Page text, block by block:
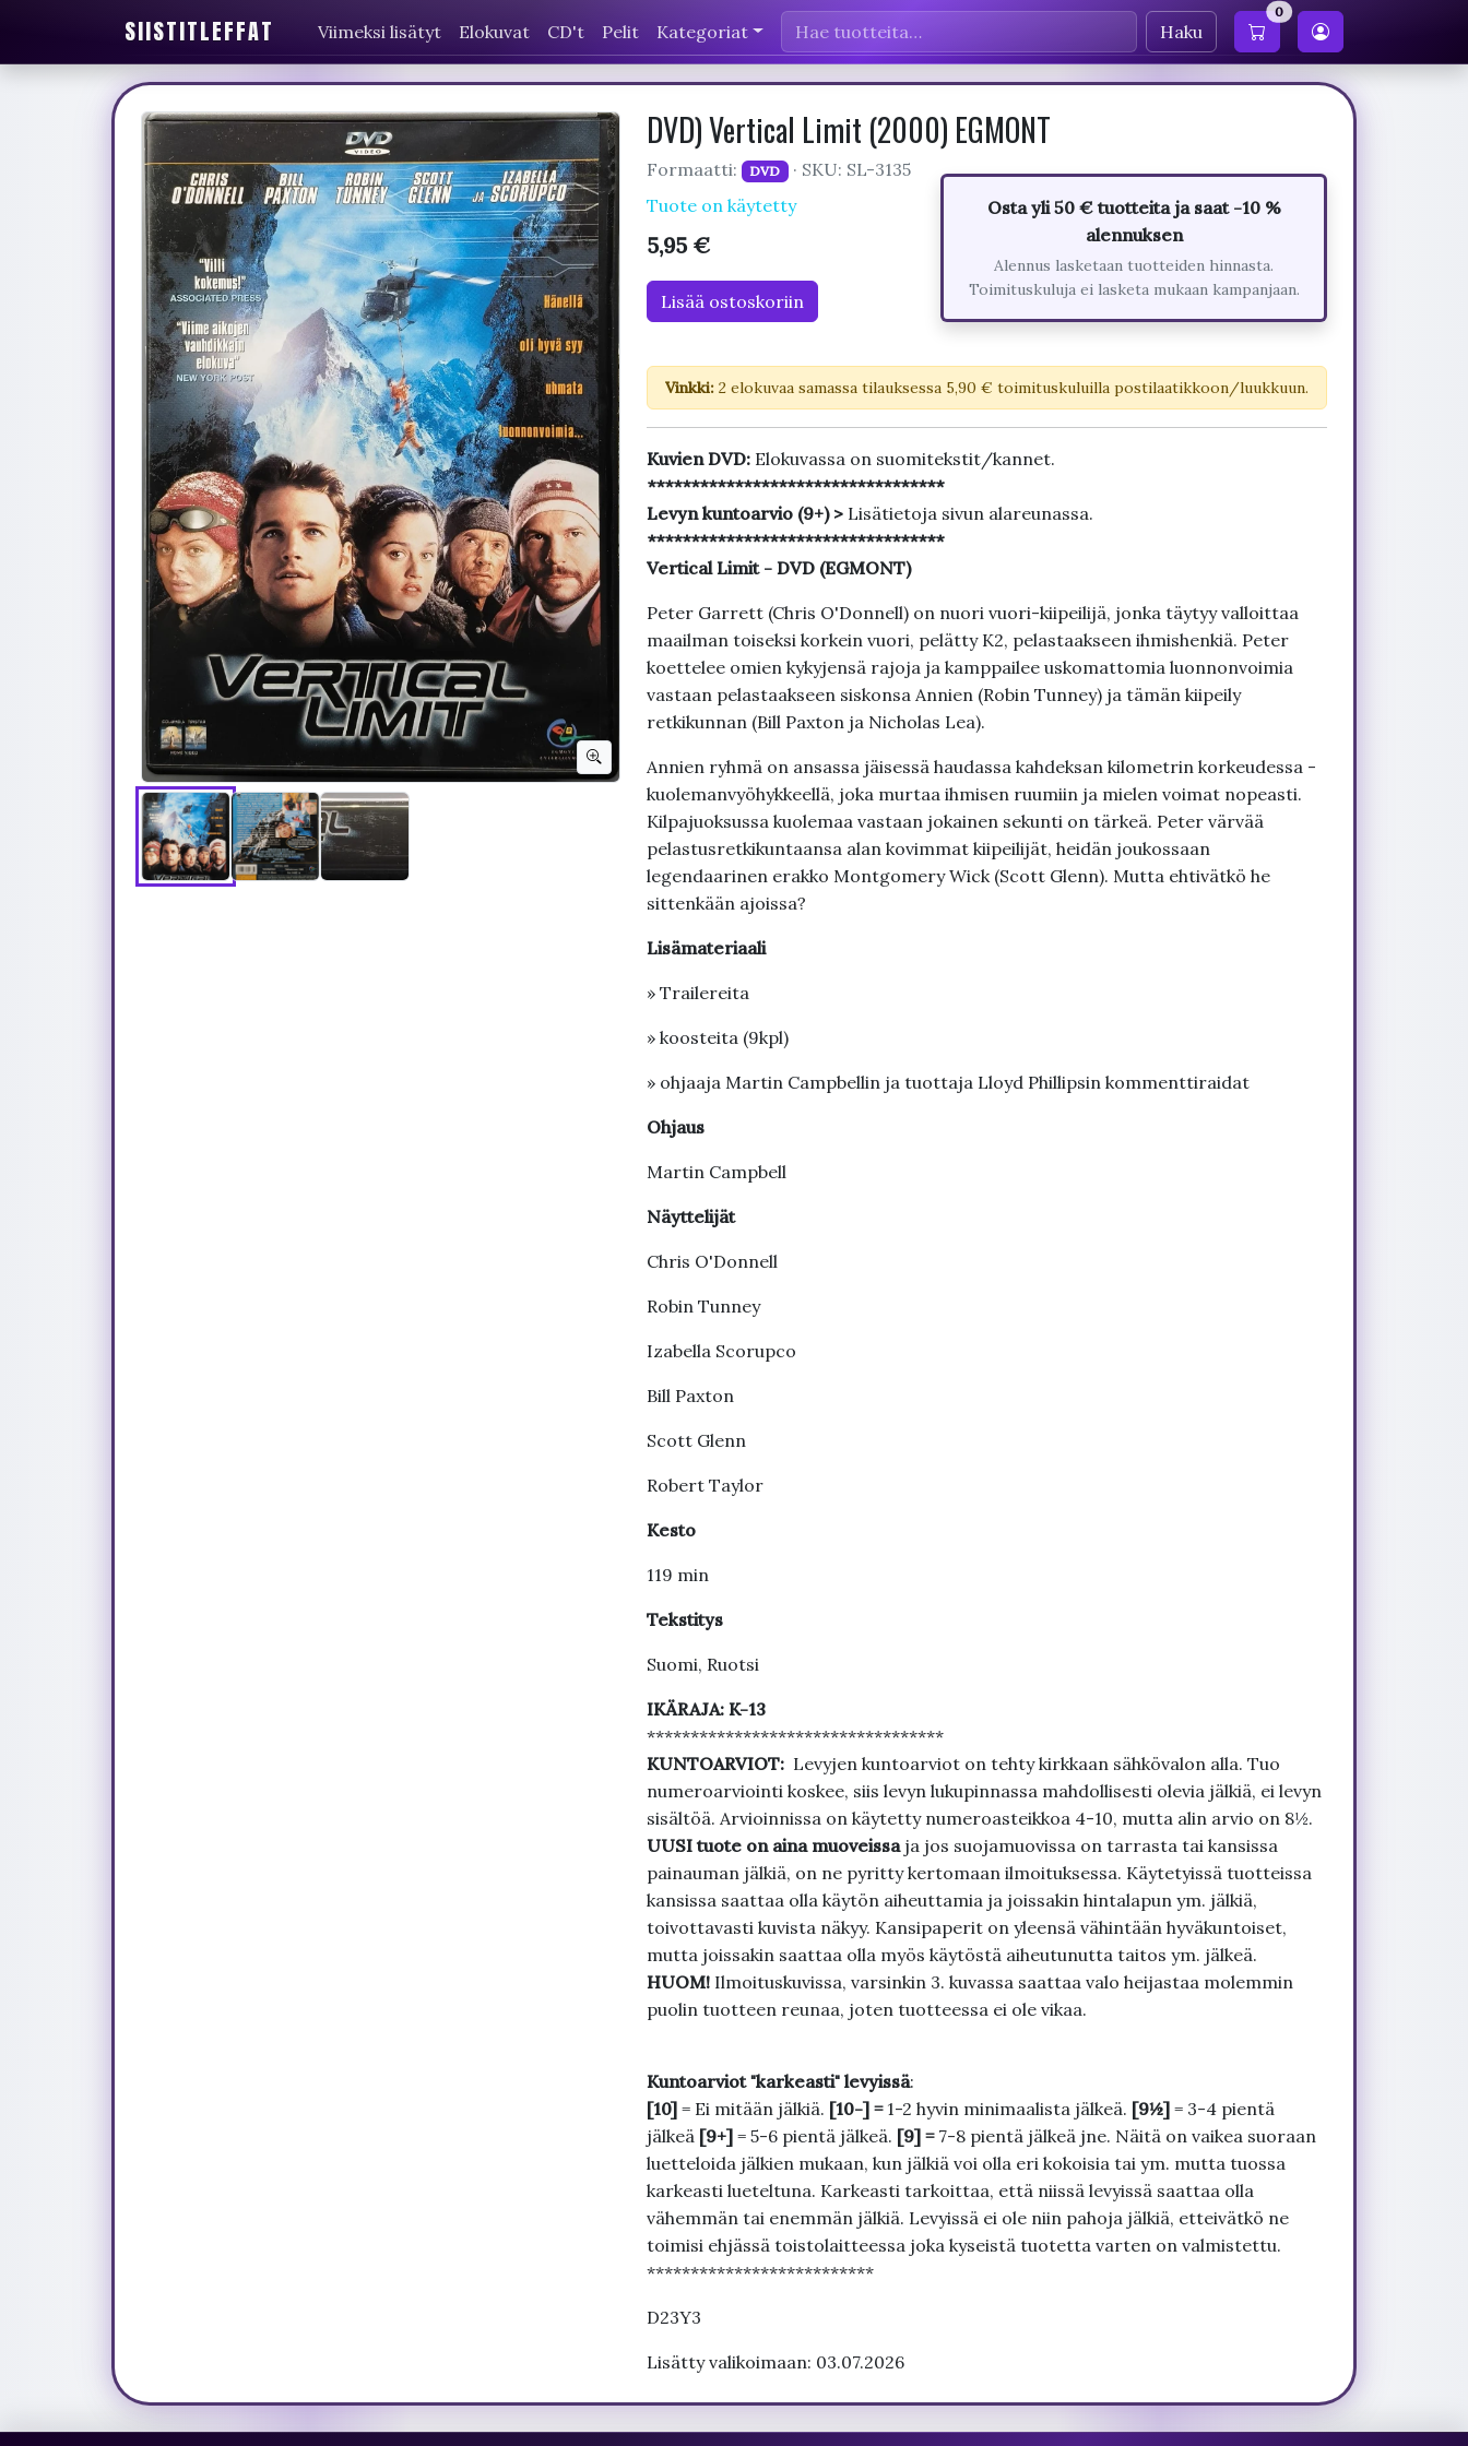
SIISTITLEFFAT Viimeksi lisätyt Elokuvat CD't Pelit Kategoriat Haku
0
DVD) Vertical Limit (2000) EGMONT
Formaatti: DVD
· SKU: SL-3135
Tuote on käytetty
5,95 €
Lisää ostoskoriin
Osta yli 50 € tuotteita ja saat -10 %
alennuksen
Alennus lasketaan tuotteiden hinnasta.
Toimituskuluja ei lasketa mukaan kampanjaan.
Vinkki:2 elokuvaa samassa tilauksessa 5,90 € toimituskuluilla postilaatikkoon/luukkuun.
Kuvien DVD: Elokuvassa on suomitekstit/kannet.
**********************************
Levyn kuntoarvio (9+) > Lisätietoja sivun alareunassa.
**********************************
Vertical Limit - DVD (EGMONT)
Peter Garrett (Chris O'Donnell) on nuori vuori-kiipeilijä, jonka täytyy valloittaa
maailman toiseksi korkein vuori, pelätty K2, pelastaakseen ihmishenkiä. Peter
koettelee omien kykyjensä rajoja ja kamppailee uskomattomia luonnonvoimia
vastaan pelastaakseen siskonsa Annien (Robin Tunney) ja tämän kiipeily
retkikunnan (Bill Paxton ja Nicholas Lea).
Annien ryhmä on ansassa jäisessä haudassa kahdeksan kilometrin korkeudessa -
kuolemanvyöhykkeellä, joka murtaa ihmisen ruumiin ja mielen voimat nopeasti.
Kilpajuoksussa kuolemaa vastaan jokainen sekunti on tärkeä. Peter värvää
pelastusretkikuntaansa alan kovimmat kiipeilijät, heidän joukossaan
legendaarinen erakko Montgomery Wick (Scott Glenn). Mutta ehtivätkö he
sittenkään ajoissa?
Lisämateriaali
» Trailereita
» koosteita (9kpl)
» ohjaaja Martin Campbellin ja tuottaja Lloyd Phillipsin kommenttiraidat
Ohjaus
Martin Campbell
Näyttelijät
Chris O'Donnell
Robin Tunney
Izabella Scorupco
Bill Paxton
Scott Glenn
Robert Taylor
Kesto
119 min
Tekstitys
Suomi, Ruotsi
IKÄRAJA: K-13
**********************************
KUNTOARVIOT: Levyjen kuntoarviot on tehty kirkkaan sähkövalon alla. Tuo
numeroarviointi koskee, siis levyn lukupinnassa mahdollisesti olevia jälkiä, ei levyn
sisältöä. Arvioinnissa on käytetty numeroasteikkoa 4-10, mutta alin arvio on 8½.
UUSI tuote on aina muoveissa ja jos suojamuovissa on tarrasta tai kansissa
painauman jälkiä, on ne pyritty kertomaan ilmoituksessa. Käytetyissä tuotteissa
kansissa saattaa olla käytön aiheuttamia ja joissakin hintalapun ym. jälkiä,
toivottavasti kuvista näkyy. Kansipaperit on yleensä vähintään hyväkuntoiset,
mutta joissakin saattaa olla myös käytöstä aiheutunutta taitos ym. jälkeä.
HUOM!Ilmoituskuvissa, varsinkin 3. kuvassa saattaa valo heijastaa molemmin
puolin tuotteen reunaa, joten tuotteessa ei ole vikaa.
Kuntoarviot "karkeasti" levyissä:
[10]= Ei mitään jälkiä. [10-] = 1-2 hyvin minimaalista jälkeä. [9½]= 3-4 pientä
jälkeä [9+]= 5-6 pientä jälkeä. [9] = 7-8 pientä jälkeä jne. Näitä on vaikea suoraan
luetteloida jälkien mukaan, kun jälkiä voi olla eri kokoisia tai ym. mutta tuossa
karkeasti lueteltuna. Karkeasti tarkoittaa, että niissä levyissä saattaa olla
vähemmän tai enemmän jälkiä. Levyissä ei ole niin pahoja jälkiä, etteivätkö ne
toimisi ehjässä toistolaitteessa joka kyseistä tuotetta varten on valmistettu.
**************************
D23Y3
Lisätty valikoimaan: 03.07.2026